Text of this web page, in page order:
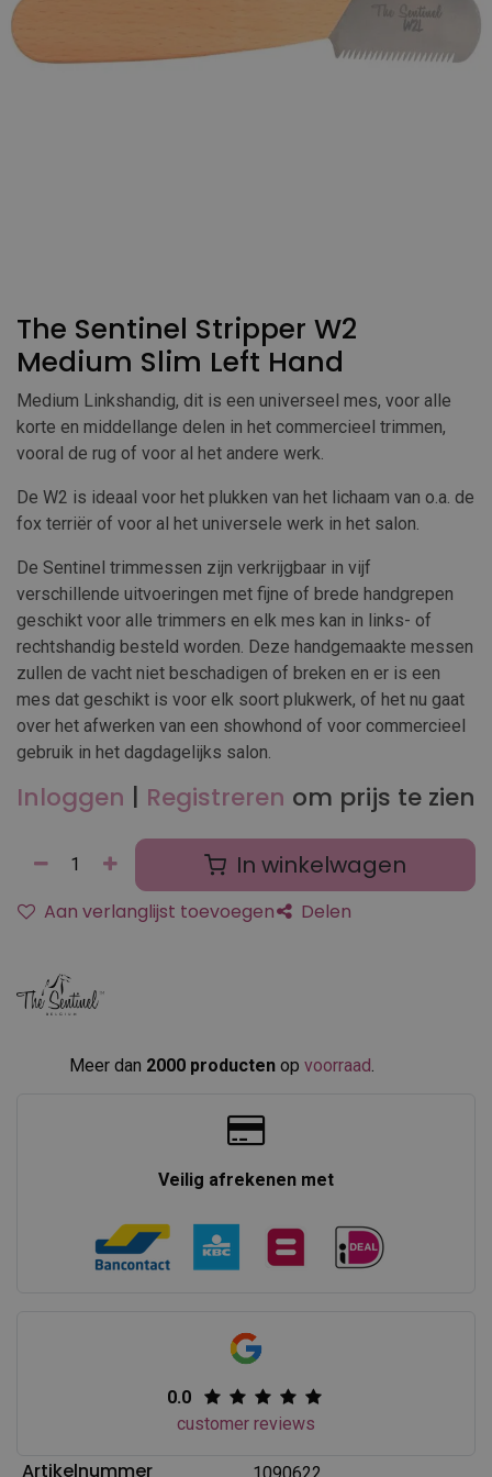
The Sentinel Stripper W2
Medium Slim Left Hand
Medium Linkshandig, dit is een universeel mes, voor alle
korte en middellange delen in het commercieel trimmen,
vooral de rug of voor al het andere werk.
De W2 is ideaal voor het plukken van het lichaam van o.a. de
fox terriër of voor al het universele werk in het salon.
De Sentinel trimmessen zijn verkrijgbaar in vijf
verschillende uitvoeringen met fijne of brede handgrepen
geschikt voor alle trimmers en elk mes kan in links- of
rechtshandig besteld worden. Deze handgemaakte messen
zullen de vacht niet beschadigen of breken en er is een
mes dat geschikt is voor elk soort plukwerk, of het nu gaat
over het afwerken van een showhond of voor commercieel
gebruik in het dagdagelijks salon.
Inloggen | Registreren om prijs te zien
In winkelwagen
Aan verlanglijst toevoegen Delen
Meer dan 2000 producten op voorraad
Veilig afrekenen met
0.0
customer reviews
Artikelnummer 1090622